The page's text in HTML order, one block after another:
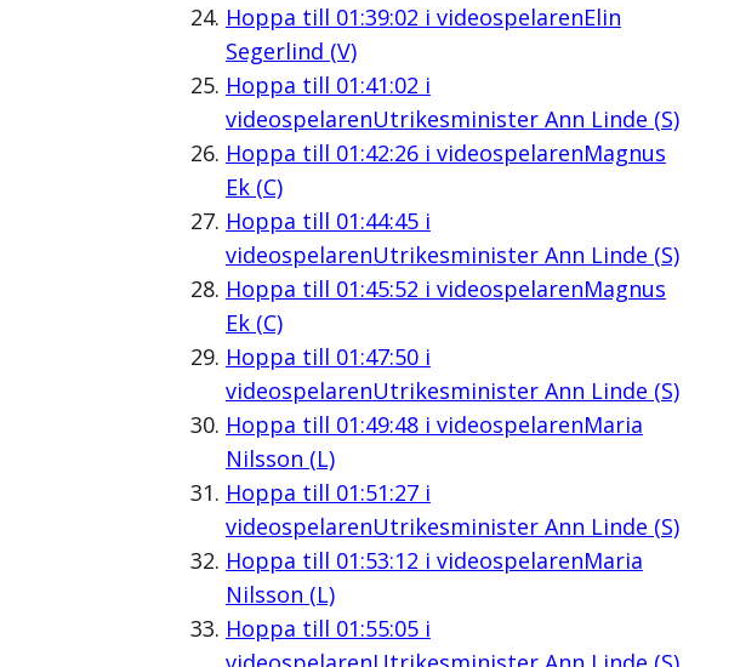
Hoppa till 01:39:02 i videospelarenElin
Segerlind (V)
Hoppa till 01:41:02 i
videospelarenUtrikesminister Ann Linde (S)
Hoppa till 01:42:26i videospelarenMagnus
Ek (C)
Hoppa till 01:44:45i
videospelarenUtrikesminister Ann Linde (S)
Hoppa till 01:45:52 i videospelarenMagnus
Ek (C)
Hoppa till 01:47:50i
videospelarenUtrikesminister Ann Linde (S)
Hoppa till 01:49:48i videospelarenMaria
Nilsson (L)
Hoppa till 01:51:27i
videospelarenUtrikesminister Ann Linde (S)
Hoppa till 01:53:12 i videospelarenMaria
Nilsson (L)
Hoppa till 01:55:05i